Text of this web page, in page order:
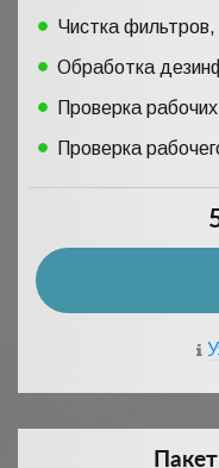
Чистка
Обработка
Проверка
Проверка